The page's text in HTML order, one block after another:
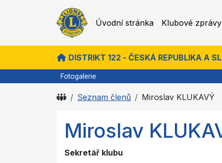
Úvodní stránka Klubové zprávy
DISTRIKT 122 - ČESKÁ REPUBLIKA A
Fotogalerie
Seznam členů Miroslav KLUKAVÝ
Miroslav
Sekretář klubu